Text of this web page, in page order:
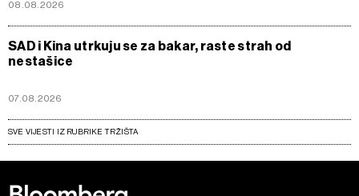
08.08.2026
SAD i Kina utrkuju se za bakar, raste strah od
nestašice
07.08.2026
SVE VIJESTI IZ RUBRIKE TRŽIŠTA